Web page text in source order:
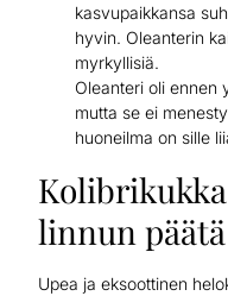
kasvupaikkansa
hyvin. Oleanterin
myrkyllisiä.
Oleanteri oli ennen
mutta se ei
huoneilma on sille
linnun päätä
Upea ja eksoottinen